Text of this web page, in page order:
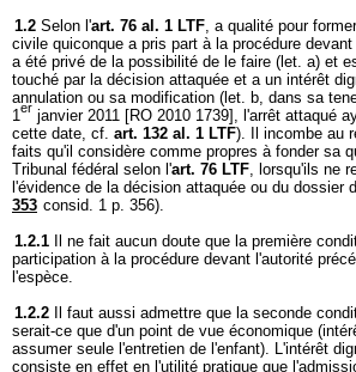
1.2 Selon l'art. 76 al. 1 LTF, a qualité pour
civile quiconque a pris part à la procédure
a été privé de la possibilité de le faire (let. a) et
touché par la décision attaquée et a un intérêt
annulation ou sa modification (let. b, dans sa
1er janvier 2011 [RO 2010 1739], l'arrêt attaqué
cette date, cf. art. 132 al. 1 LTF). Il incombe au
faits qu'il considère comme propres à fonder sa
Tribunal fédéral selon l'art. 76 LTF, lorsqu'ils ne
l'évidence de la décision attaquée ou du dossier
353 consid. 1 p. 356).
1.2.1
Il ne fait aucun doute que la première
participation à la procédure devant l'autorité
l'espèce.
1.2.2
Il faut aussi admettre que la seconde
serait-ce que d'un point de vue économique
assumer seule l'entretien de l'enfant). L'intérêt
consiste en effet en l'utilité pratique que